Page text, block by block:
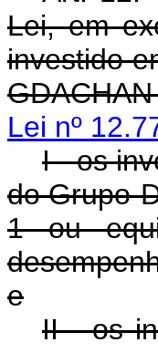
Lei, em
investido
Lei nº
I - os
do Grupo-
1 ou
e
II - os